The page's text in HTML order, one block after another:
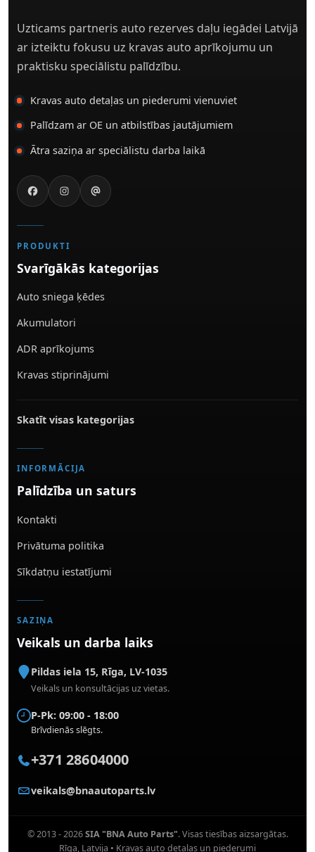
Uzticams partneris auto rezerves daļu iegādei Latvijā
ar izteiktu fokusu uz kravas auto aprīkojumu un
praktisku speciālistu palīdzību.
Kravas auto detaļas un piederumi vienuviet
Palīdzam ar OE un atbilstības jautājumiem
Ātra saziņa ar speciālistu darba laikā
PRODUKTI
Svarīgākās kategorijas
Auto sniega ķēdes
Akumulatori
ADR aprīkojums
Kravas stiprinājumi
Skatīt visas kategorijas
INFORMĀCIJA
Palīdzība un saturs
Kontakti
Privātuma politika
Sīkdatņu iestatījumi
SAZIŅA
Veikals un darba laiks
Pildas iela 15, Rīga, LV-1035
Veikals un konsultācijas uz vietas.
P-Pk: 09:00 - 18:00
Brīvdienās slēgts.
+371 28604000
veikals@bnaautoparts.lv
© 2013 - 2026SIA "BNA Auto Parts". Visas tiesības aizsargātas.
Rīga, Latvija • Kravas auto detaļas un piederumi